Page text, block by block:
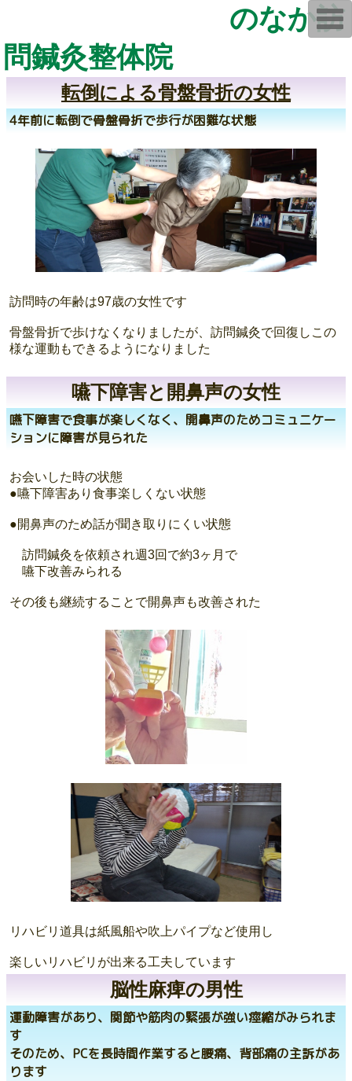
のなか訪
問鍼灸整体院
転倒による骨盤骨折の女性
4年前に転倒で骨盤骨折で歩行が困難な状態
訪問時の年齢は97歳の女性です
骨盤骨折で歩けなくなりましたが、訪問鍼灸で回復しこの
様な運動もできるようになりました
嚥下障害と開鼻声の女性
嚥下障害で食事が楽しくなく、開鼻声のためコミュニケー
ションに障害が見られた
お会いした時の状態
●嚥下障害あり食事楽しくない状態
●開鼻声のため話が聞き取りにくい状態
訪問鍼灸を依頼され週3回で約3ヶ月で
嚥下改善みられる
その後も継続することで開鼻声も改善された
リハビリ道具は紙風船や吹上パイプなど使用し
楽しいリハビリが出来る工夫しています
脳性麻痺の男性
運動障害があり、関節や筋肉の緊張が強い痙縮がみられま
す
そのため、PCを長時間作業すると腰痛、背部痛の主訴があ
ります
T
o
g
v